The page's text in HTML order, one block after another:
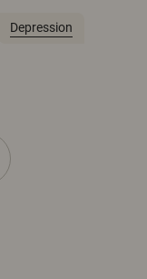
Depression